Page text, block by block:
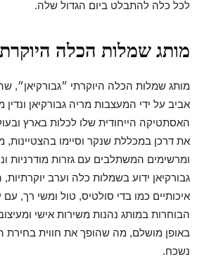
לכל כלה להתבלט ביום הגדול שלה.
מותג שמלות הכלה
אביב על ידי המעצבות מריה גבורקיאן
האסתטיקה הייחודית שלו לכלות בארץ
את דרכן במכללת שנקר וסיימו בהצטיינות,
ומרשימים המשתלבים עם גזרות מודרניות
גבורקיאן ידוע בשמלות כלה וערב
איכותיים כמו בדי סולטיס, טול ומשי רך,
הבוחרות במותג נהנות משירות אישי
באופן מושלם, מה שהופך את חווית בחירת
נשכח.